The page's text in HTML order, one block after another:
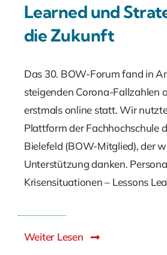
Learned und
die Zukunft
Das 30. BOW-Forum fand in
steigenden Corona-Fallzahlen
erstmals online statt. Wir
Plattform der Fachhochschule
Bielefeld (BOW-Mitglied), der
Unterstützung danken.
Krisensituationen – Lessons
Weiter Lesen